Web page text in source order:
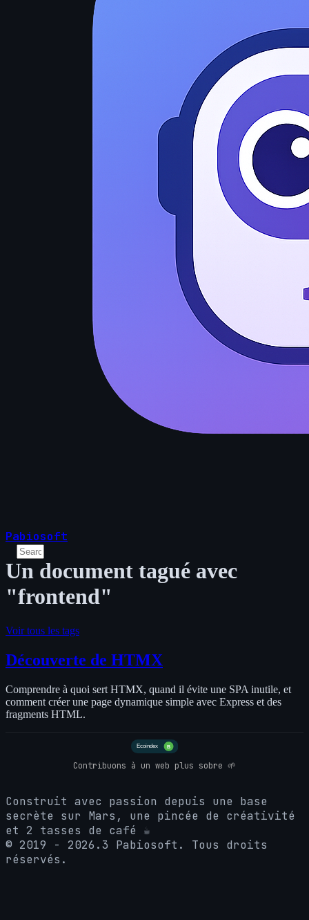
Pabiosoft
Un document tagué avec
"frontend"
Voir tous les tags
Découverte de HTMX
Comprendre à quoi sert HTMX, quand il évite une SPA inutile, et
comment créer une page dynamique simple avec Express et des
fragments HTML.
Contribuons à un web plus sobre 🌱
Construit avec passion depuis une base
secrète sur Mars, une pincée de créativité
et 2 tasses de café ☕
© 2019 - 2026.3 Pabiosoft. Tous droits
réservés.